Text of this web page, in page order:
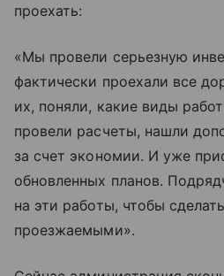
проехать:
«Мы провели серьезную
фактически проехали все
их, поняли, какие виды
провели расчеты, нашли
за счет экономии. И уже
обновленных планов.
на эти работы, чтобы
проезжаемыми».